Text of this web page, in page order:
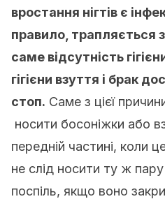
вростання нігтів є
правило, трапляється
саме відсутність
гігієни взуття і брак
стоп. Саме з цієї
носити босоніжки або
передній частині, коли
не слід носити ту ж
поспіль, якщо воно